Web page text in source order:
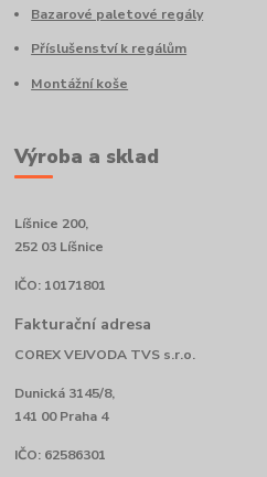
Bazarové paletové regály
Příslušenství k regálům
Montážní koše
Výroba a sklad
Líšnice 200,
252 03 Líšnice
IČO: 10171801
Fakturační adresa
COREX VEJVODA TVS s.r.o.
Dunická 3145/8,
141 00 Praha 4
IČO: 62586301